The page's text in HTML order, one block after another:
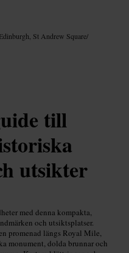
St Andrew Square/
till
utsikter
med denna kompakta,
och utsiktsplatser.
promenad längs Royal Mile,
monument, dolda brunnar och